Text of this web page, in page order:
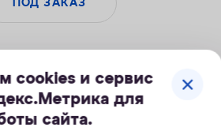
ПОД ЗАКАЗ
cookies и сервис
для
сайта.